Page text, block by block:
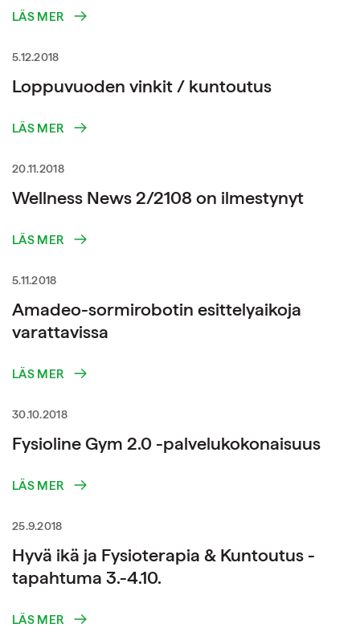
LÄS MER
5.12.2018
Loppuvuoden vinkit / kuntoutus
LÄS MER
20.11.2018
Wellness News 2/2108 on ilmestynyt
LÄS MER
5.11.2018
Amadeo-sormirobotin esittelyaikoja
varattavissa
LÄS MER
30.10.2018
Fysioline Gym 2.0 -palvelukokonaisuus
LÄS MER
25.9.2018
Hyvä ikä ja Fysioterapia & Kuntoutus -
tapahtuma 3.-4.10.
LÄS MER